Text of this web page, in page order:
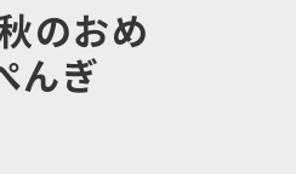
ットモンスター
シリーズ
のおめ
んぎ